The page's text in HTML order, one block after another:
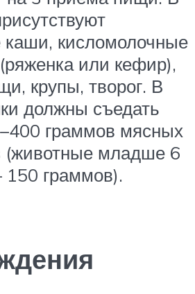
кисломолочные
или кефир),
крупы, творог. В
должны съедать
граммов мясных
(животные младше 6
150 граммов).